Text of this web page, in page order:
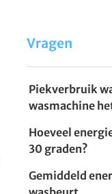
Vragen
Piekverbruik
wasmachine
Hoeveel
30 graden?
Gemiddeld